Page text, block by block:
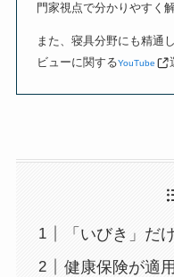
門家視点で分かりやすく
また、寝具分野にも精通
ビューに関するYouTube
「いびき」だ
健康保険が適